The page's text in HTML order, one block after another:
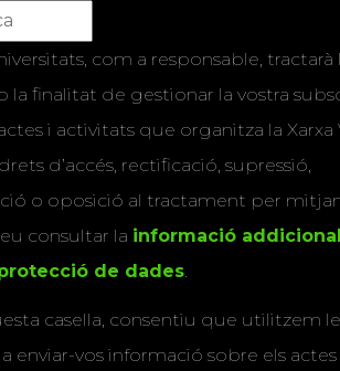
com a responsable, tractarà
la finalitat de gestionar la vostra
i activitats que organitza la Xarxa
d’accés, rectificació, supressió,
o oposició al tractament per
consultar la informació
de dades
casella, consentiu que utilitzem
enviar-vos informació sobre els actes